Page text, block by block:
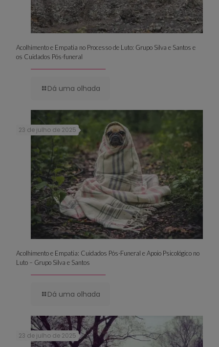
Acolhimento e Empatia no Processo de Luto: Grupo Silva e Santos e
os Cuidados Pós-funeral
Dá uma olhada
23 de julho de 2025
Acolhimento e Empatia: Cuidados Pós-Funeral e Apoio Psicológico no
Luto – Grupo Silva e Santos
Dá uma olhada
23 de julho de 2025